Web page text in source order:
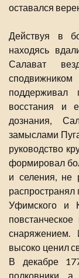
оставался
Действуя в
находясь
Салават
поддерживал
восстания и
дознания,
замыслами
руководство
формировал
и селения, не
распространял
Уфимского и
снаряжением.
высоко ценил
В декабре
полковники,